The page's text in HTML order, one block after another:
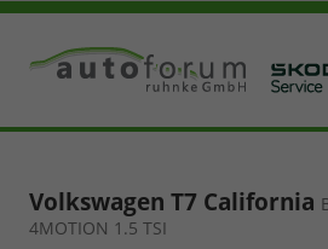
Volkswagen T7 California
4MOTION 1.5 TSI